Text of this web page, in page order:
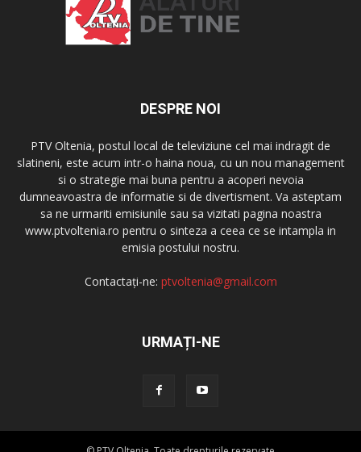
DESPRE NOI
PTV Oltenia, postul local de televiziune cel mai indragit de
slatineni, este acum intr-o haina noua, cu un nou management
si o strategie mai buna pentru a acoperi nevoia
dumneavoastra de informatie si de divertisment. Va asteptam
sa ne urmariti emisiunile sau sa vizitati pagina noastra
www.ptvoltenia.ro pentru o sinteza a ceea ce se intampla in
emisia postului nostru.
Contactați-ne: ptvoltenia@gmail.com
URMAȚI-NE